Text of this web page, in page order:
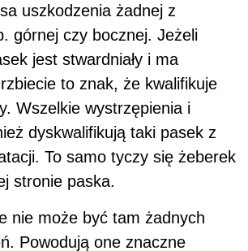
uszkodzenia żadnej z
górnej czy bocznej. Jeżeli
jest stwardniały i ma
to znak, że kwalifikuje
Wszelkie wystrzępienia i
dyskwalifikują taki pasek z
To samo tyczy się żeberek
stronie paska.
nie może być tam żadnych
Powodują one znaczne